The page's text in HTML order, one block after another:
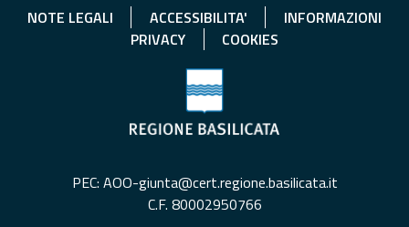
NOTE LEGALI ACCESSIBILITA'
INFORMAZIONI
PRIVACY
COOKIES
PEC: AOO-giunta@cert.regione.basilicata.it
C.F. 80002950766